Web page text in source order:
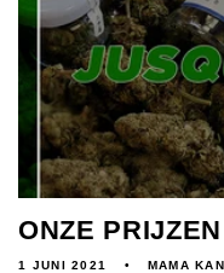
ONZE
1 JUNI 2021 MAMA